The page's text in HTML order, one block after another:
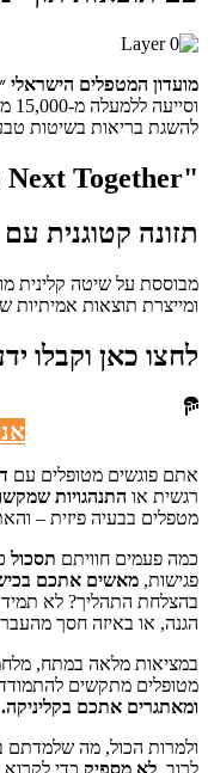
מועדון המטפלים הישראלי
להשגת בריאות בשיטות
"Keto Next Together"
תזונה קטוגנית
מבוססת על שיטה קלינית
ומייצרת תוצאות אמיתיות
לחצו כאן וקבלו
אתם פוגשים מטופלים עם
רגשית או התנהגויות
מטפלים בבעיה פיזית –
כמה פעמים חוויתם תסכול
פגישות, מאשים אתכם
בהצלחת התהליך? לא תמיד
הגנה, או באיזה חסך
במציאות מלאה במתח,
מטופלים מתקשים
ומאתגרים אתכם בקליניקה.
ולמרות הכול, מה שלמדתם